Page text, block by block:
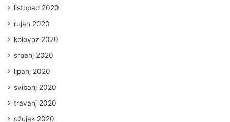
listopad 2020
rujan 2020
kolovoz 2020
srpanj 2020
lipanj 2020
svibanj 2020
travanj 2020
ožujak 2020